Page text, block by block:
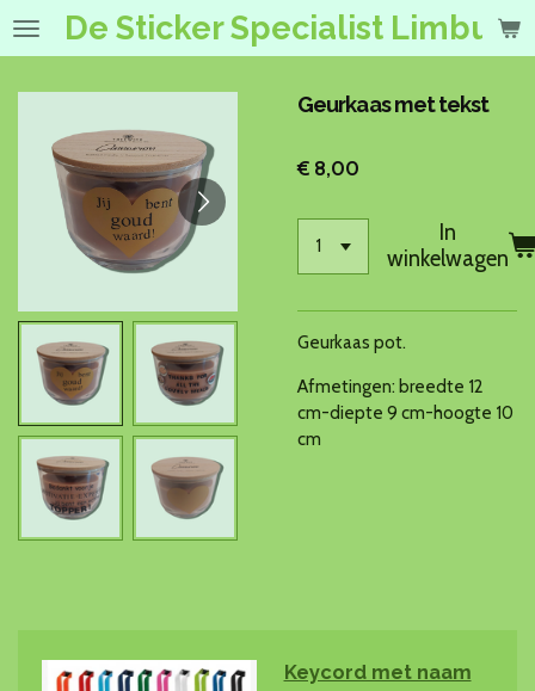
Ga
hoofdinhoud
De Sticker Specialist Limburg
Geurkaas met tekst
€ 8,00
In
winkelwagen
Geurkaas pot.
Afmetingen: breedte 12
cm-diepte 9 cm-hoogte 10
cm
Keycord met naam